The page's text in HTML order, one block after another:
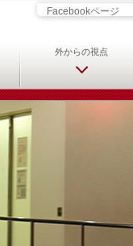
ざす君へ
Facebookページ
外からの視点